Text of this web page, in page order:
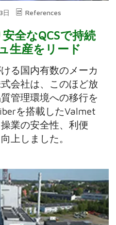
日 References
全なQCSで持続
生産をリード
る国内有数のメーカ
会社は、このほど放
管理環境への移行を
を搭載したValmet
業の安全性、利便
上しました。